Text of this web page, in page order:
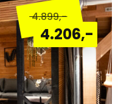
4.899,-
4.206,-